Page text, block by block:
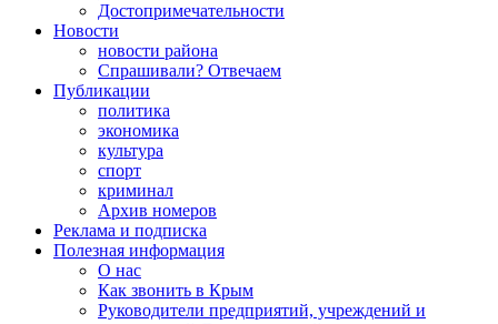
Достопримечательности
Новости
новости района
Спрашивали? Отвечаем
Публикации
политика
экономика
культура
спорт
криминал
Архив номеров
Реклама и подписка
Полезная информация
О нас
Как звонить в Крым
Руководители предприятий, учреждений и